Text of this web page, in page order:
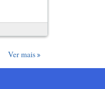
Ver mais